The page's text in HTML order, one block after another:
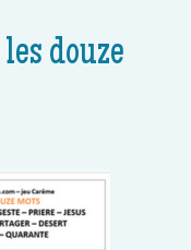
douze